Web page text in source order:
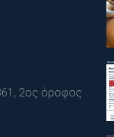
2ος όροφος